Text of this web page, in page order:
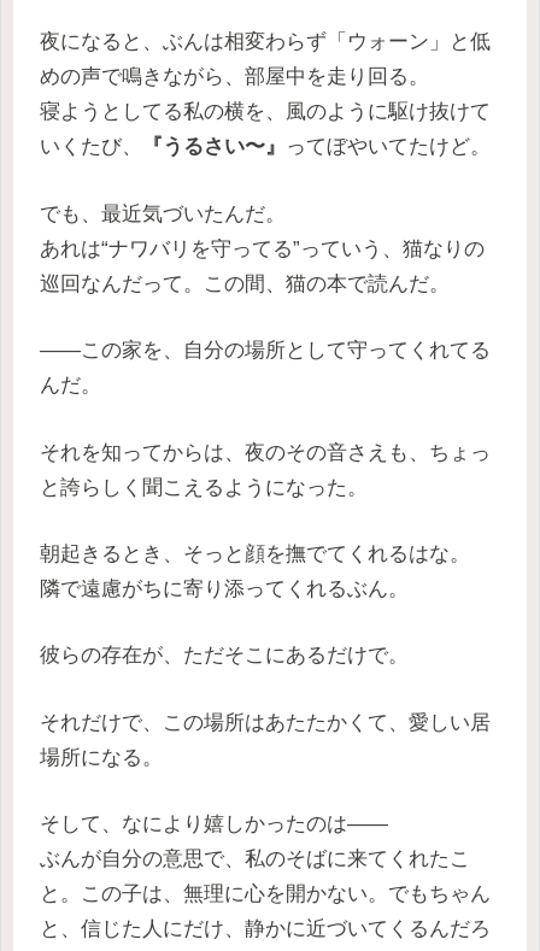
夜になると、ぶんは相変わらず「ウォーン」と低
めの声で鳴きながら、部屋中を走り回る。
寝ようとしてる私の横を、風のように駆け抜けて
いくたび、
『うるさい〜』 ってぼやいてたけど。
でも、最近気づいたんだ。
あれは“ナワバリを守ってる”っていう、猫なりの
巡回なんだって。この間、猫の本で読んだ。
——この家を、自分の場所として守ってくれてる
んだ。
それを知ってからは、夜のその音さえも、ちょっ
と誇らしく聞こえるようになった。
朝起きるとき、そっと顔を撫でてくれるはな。
隣で遠慮がちに寄り添ってくれるぶん。
彼らの存在が、ただそこにあるだけで。
それだけで、この場所はあたたかくて、愛しい居
場所になる。
そして、なにより嬉しかったのは——
ぶんが自分の意思で、私のそばに来てくれたこ
と。この子は、無理に心を開かない。でもちゃん
と、信じた人にだけ、静かに近づいてくるんだろ